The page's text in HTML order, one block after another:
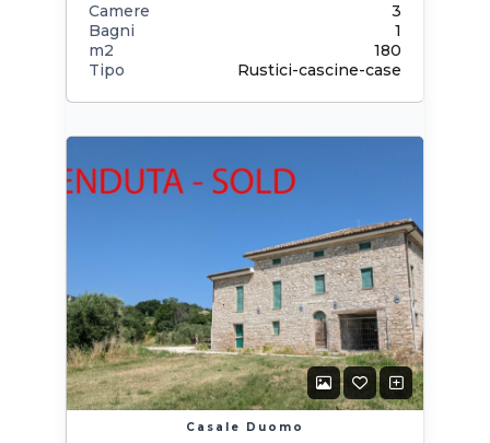
Camere
3
Bagni
1
m2
180
Tipo
Rustici-cascine-case
Casale Duomo